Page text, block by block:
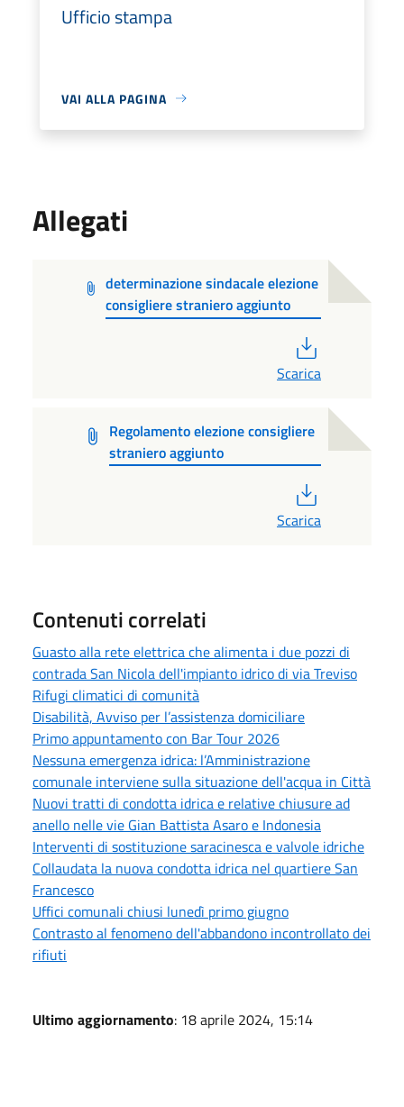
Ufficio stampa
VAI ALLA PAGINA
Allegati
determinazione sindacale elezione
consigliere straniero aggiunto
Scarica
Regolamento elezione consigliere
straniero aggiunto
Scarica
Contenuti correlati
Guasto alla rete elettrica che alimenta i due pozzi di
contrada San Nicola dell'impianto idrico di via Treviso
Rifugi climatici di comunità
Disabilità, Avviso per l’assistenza domiciliare
Primo appuntamento con Bar Tour 2026
Nessuna emergenza idrica: l’Amministrazione
comunale interviene sulla situazione dell'acqua in Città
Nuovi tratti di condotta idrica e relative chiusure ad
anello nelle vie Gian Battista Asaro e Indonesia
Interventi di sostituzione saracinesca e valvole idriche
Collaudata la nuova condotta idrica nel quartiere San
Francesco
Uffici comunali chiusi lunedì primo giugno
Contrasto al fenomeno dell'abbandono incontrollato dei
rifiuti
Ultimo aggiornamento: 18 aprile 2024, 15:14